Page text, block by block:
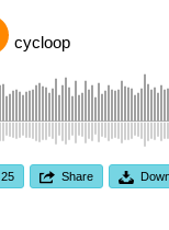
cycloop
25 Share